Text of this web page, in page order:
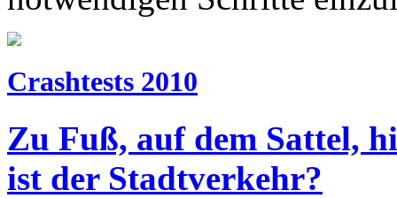
Crashtests 2010
Zu Fuß, auf dem Sattel,
ist der Stadtverkehr?